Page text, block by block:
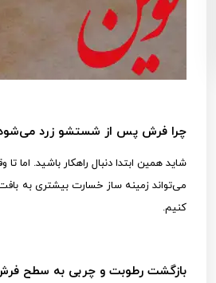
چرا فرش پس از شستشو زرد
شاید همین ابتدا دنبال راهکار باشید.
می‌تواند زمینه ساز خسارت بیشتری به
کنیم.
بازگشت رطوبت و چربی به سطح